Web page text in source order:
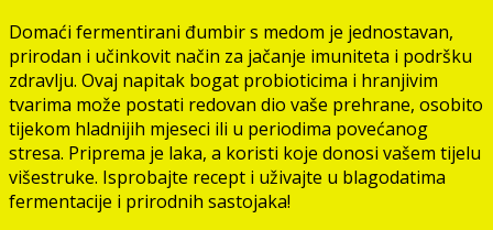
Domaći fermentirani đumbir s medom je jednostavan,
prirodan i učinkovit način za jačanje imuniteta i podršku
zdravlju. Ovaj napitak bogat probioticima i hranjivim
tvarima može postati redovan dio vaše prehrane, osobito
tijekom hladnijih mjeseci ili u periodima povećanog
stresa. Priprema je laka, a koristi koje donosi vašem tijelu
višestruke. Isprobajte recept i uživajte u blagodatima
fermentacije i prirodnih sastojaka!